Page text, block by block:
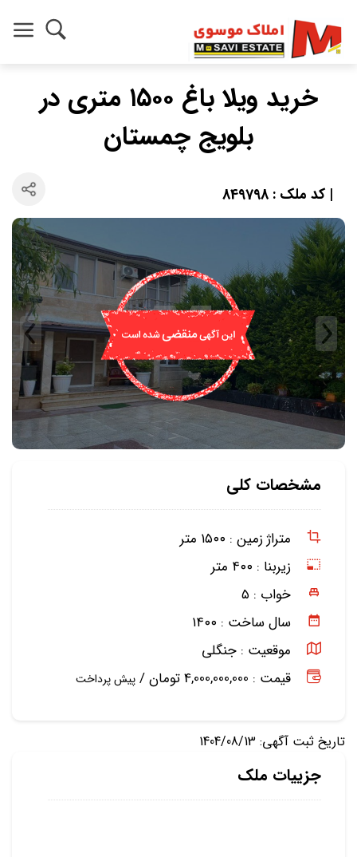
خرید ویلا باغ ۱۵۰۰ متری در
بلویج چمستان
| کد ملک : 849798
مشخصات کلی
متراژ زمین : ۱۵۰۰ متر
زیربنا : ۴۰۰ متر
خواب : ۵
سال ساخت : ۱۴۰۰
موقعیت : جنگلی
قیمت : 4,000,000,000 تومان /
پیش پرداخت
تاریخ ثبت آگهی: 1404/08/13
جزییات ملک